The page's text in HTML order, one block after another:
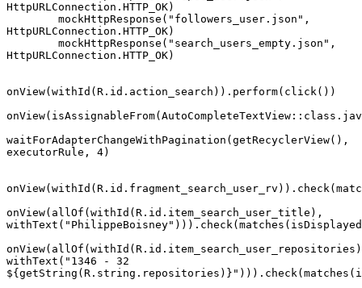
HttpURLConnection.HTTP_OK)
HttpURLConnection.HTTP_OK)
HttpURLConnection.HTTP_OK)
onView(withId(R.id.action_search)).perform(click())
waitForAdapterChangeWithPagination(getRecyclerView(),
executorRule, 4)
onView(allOf(withId(R.id.item_search_user_title),
withText("1346 - 32